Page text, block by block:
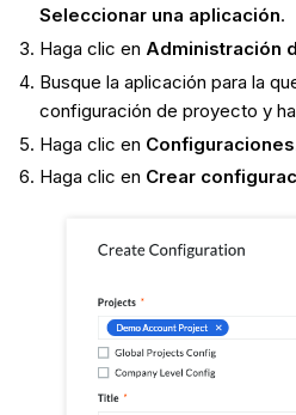
Seleccionar una aplicación.
Haga clic en Administración
Busque la aplicación para la
configuración de proyecto y
Haga clic en Configuraciones
Haga clic en Crear